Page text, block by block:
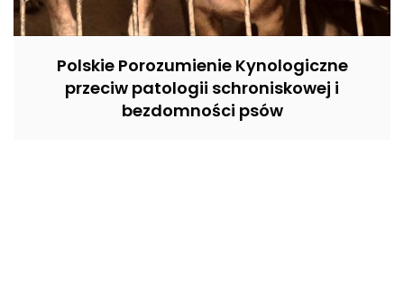
Polskie Porozumienie Kynologiczne
przeciw patologii schroniskowej i
bezdomności psów